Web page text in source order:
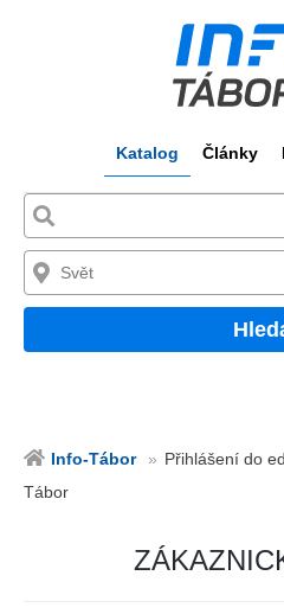
Katalog Články
Info-Tábor
Přihlášení do
Tábor